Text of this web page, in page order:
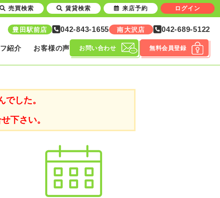
豊田駅前店 042-843-1655 南大沢店 042-689-5122
紹介 お客様の声 お問い合わせ 無料会員登録
した。
下さい。
売買検索 賃貸検索 来店予約 ログイン